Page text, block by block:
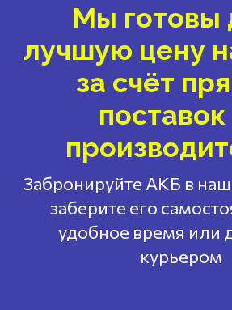
Мы готовы
лучшую цену
за счёт
поставок
Забронируйте АКБ в
заберите его
удобное время или
курьером